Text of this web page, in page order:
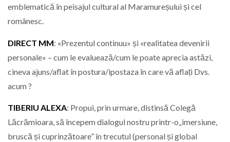
emblematică în peisajul cultural al Maramureșului și cel
românesc.
DIRECT MM: «Prezentul continuu» și «realitatea devenirii
personale» – cum le evaluează/cum le poate aprecia astăzi,
cineva ajuns/aflat în postura/ipostaza în care vă aflați Dvs.
acum ?
TIBERIU ALEXA: Propui, prin urmare, distinsă Colegă
Lăcrămioara, să începem dialogul nostru printr-o„imersiune,
bruscă și cuprinzătoare” în trecutul (personal și global